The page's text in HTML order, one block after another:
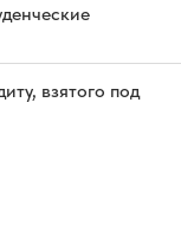
взятого под